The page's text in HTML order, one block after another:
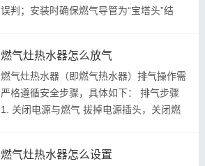
误判；安装时确保燃气导管为“宝塔头”结
火力；三到五口家庭选3.8kW-4.2kW热负...
燃气灶热水器怎么放气
燃气灶热水器（即燃气热水器）排气操作需
严格遵循安全步骤，具体如下： 排气步骤
1. 关闭电源与燃气 拔掉电源插头，关闭燃
侧面或底部，形似螺丝帽，部分标注...
燃气灶热水器怎么设置